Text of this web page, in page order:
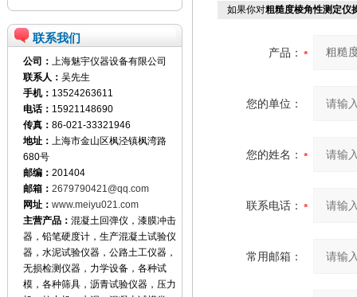
联系我们
公司： 上海魅宇仪器设备有限公司
联系人： 吴先生
手机： 13524263611
电话： 15921148690
传真： 86-021-33321946
地址： 上海市金山区枫泾镇枫湾路
680号
邮编： 201404
邮箱： 2679790421@qq.com
网址： www.meiyu021.com
主营产品： 混凝土回弹仪，漆膜冲击
器，铅笔硬度计，生产混凝土试验仪
器，水泥试验仪器，公路土工仪器，
无损检测仪器，力学设备，各种试
模，各种筛具，沥青试验仪器，压力
如果你对粗糙度棱角性测定仪
产品：
您的单位：
您的姓名：
联系电话：
常用邮箱：